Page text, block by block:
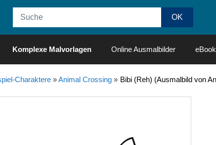
Komplexe Malvorlagen Online Ausmalbilder
Charaktere»Animal Crossing» Bibi (Reh) (Ausmalbild von